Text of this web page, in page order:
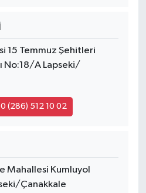
15 Temmuz Şehitleri
No:18/A Lapseki/
0 (286) 512 10 02
Mahallesi Kumluyol
Çanakkale